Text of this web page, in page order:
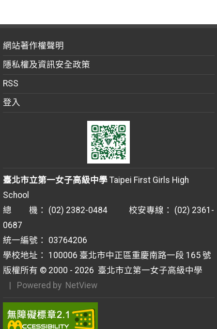
網站著作權聲明
隱私權及資訊安全政策
RSS
登入
臺北市立第一女子高級中學Taipei First Girls High
School
總 機： (02) 2382-0484 校安專線： (02) 2361-
0687
統一編號： 03764206
學校地址： 100006 臺北市中正區重慶南路一段 165 號
版權所有 © 2000 - 2026 臺北市立第一女子高級中學
| Powered by NetView